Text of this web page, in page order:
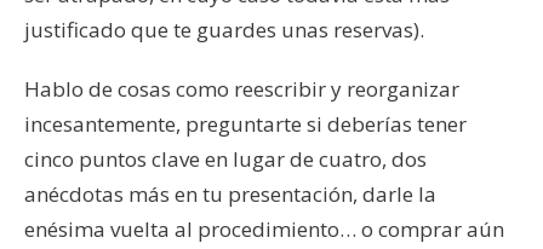
justificado que te guardes unas reservas).
Hablo de cosas como reescribir y reorganizar
incesantemente, preguntarte si deberías tener
cinco puntos clave en lugar de cuatro, dos
anécdotas más en tu presentación, darle la
enésima vuelta al procedimiento… o comprar aún